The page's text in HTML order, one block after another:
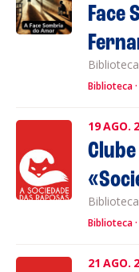
Face
Biblioteca
19AGO.
Biblioteca
21 AGO.